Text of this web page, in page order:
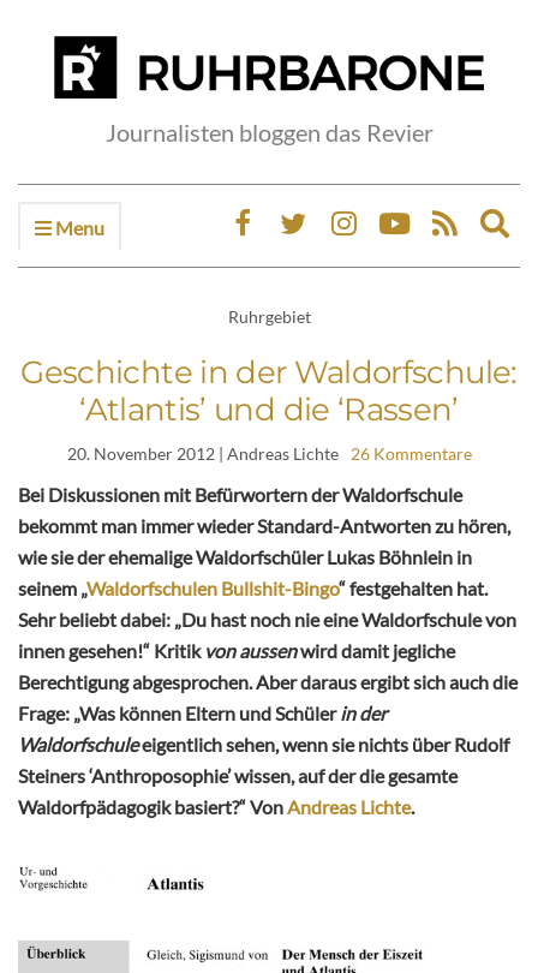
Journalisten bloggen das Revier
Menu
Ruhrgebiet
Geschichte in der Waldorfschule:
‘Atlantis’ und die ‘Rassen’
20. November 2012| Andreas Lichte 26 Kommentare
Bei Diskussionen mit Befürwortern der Waldorfschule
bekommt man immer wieder Standard-Antworten zu hören,
wie sie der ehemalige Waldorfschüler Lukas Böhnlein in
seinem „Waldorfschulen Bullshit-Bingo“ festgehalten hat.
Sehr beliebt dabei: „Du hast noch nie eine Waldorfschule von
innen gesehen!“ Kritik von aussenwird damit jegliche
Berechtigung abgesprochen. Aber daraus ergibt sich auch die
Frage: „Was können Eltern und Schülerin der
Waldorfschuleeigentlich sehen, wenn sie nichts über Rudolf
Steiners ‘Anthroposophie’ wissen, auf der die gesamte
Waldorfpädagogik basiert?“ VonAndreas Lichte.